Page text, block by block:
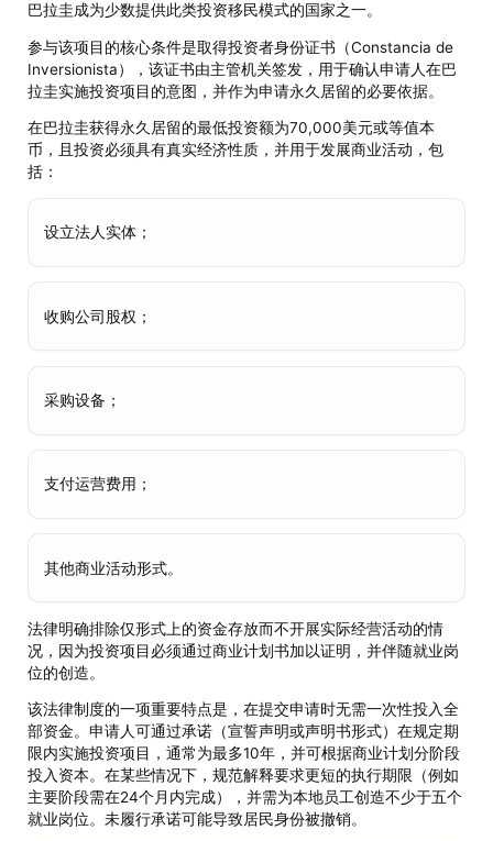
巴拉圭成为少数提供此类投资移民模式的国家之一。
参与该项目的核心条件是取得投资者身份证书（Constancia de
Inversionista），该证书由主管机关签发，用于确认申请人在巴
拉圭实施投资项目的意图，并作为申请永久居留的必要依据。
在巴拉圭获得永久居留的最低投资额为70,000美元或等值本
币，且投资必须具有真实经济性质，并用于发展商业活动，包
括：
设立法人实体；
收购公司股权；
采购设备；
支付运营费用；
其他商业活动形式。
法律明确排除仅形式上的资金存放而不开展实际经营活动的情
况，因为投资项目必须通过商业计划书加以证明，并伴随就业岗
位的创造。
该法律制度的一项重要特点是，在提交申请时无需一次性投入全
部资金。申请人可通过承诺（宣誓声明或声明书形式）在规定期
限内实施投资项目，通常为最多10年，并可根据商业计划分阶段
投入资本。在某些情况下，规范解释要求更短的执行期限（例如
主要阶段需在24个月内完成），并需为本地员工创造不少于五个
就业岗位。未履行承诺可能导致居民身份被撤销。